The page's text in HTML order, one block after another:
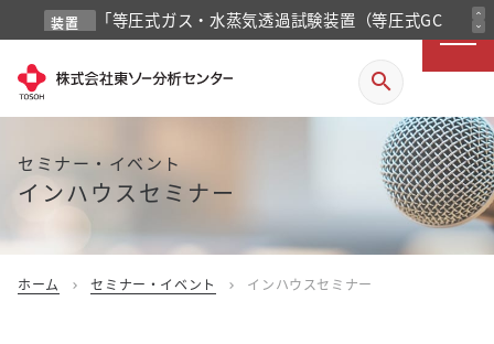
装置
「等圧式ガス・水蒸気透過試験装置（等圧式GC
expand_less
expand_more
search
セミナー・イベント
インハウスセミナー
ホーム chevron_right セミナー・イベント chevron_right インハウスセミナー